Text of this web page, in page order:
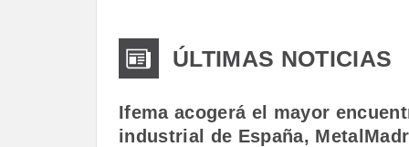
ÚLTIMAS NOTICIAS
Ifema acogerá el mayor
industrial de España,